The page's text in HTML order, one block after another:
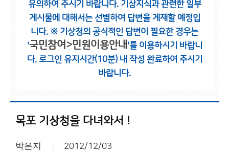
유의하여 주시기 바랍니다. 기상지식과 관련한 일부
게시물에 대해서는 선별하여 답변을 게재할 예정입
니다. ※ 기상청의 공식적인 답변이 필요한 경우는
'국민참여>민원이용안내 '를 이용하시기 바랍니
다. 로그인 유지시간(10분) 내 작성 완료하여 주시기
바랍니다.
목포 기상청을 다녀와서 !
박은지 2012/12/03